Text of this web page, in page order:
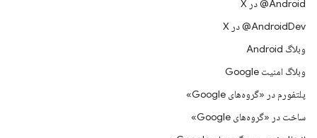
‫‎@Android در X
‫‎@AndroidDev در X
وبلاگ Android
وبلاگ امنیت Google
پلتفورم در «گروه‌های Google»
ساخت در «گروه‌های Google»